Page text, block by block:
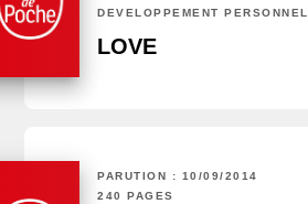
DÉVELOPPEMENT PERSONNEL
LOVE
PARUTION : 10/09/2014
240 PAGES